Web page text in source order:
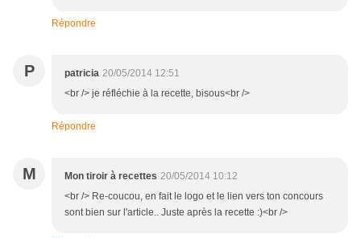
Répondre
P patricia 20/05/2014 12:51
<br /> je réfléchie à la recette, bisous<br />
Répondre
M Mon tiroir à recettes 20/05/2014 10:12
<br /> Re-coucou, en fait le logo et le lien vers ton concours
sont bien sur l'article.. Juste après la recette :)<br />